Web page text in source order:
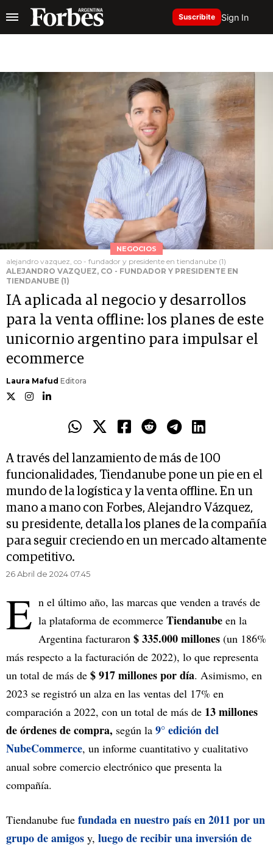
Suscribite Sign In
NEGOCIOS
alejandro vazquez, co - fundador y presidente en tiendanube (1)
ALEJANDRO VAZQUEZ, CO - FUNDADOR Y PRESIDENTE EN
TIENDANUBE (1)
IA aplicada al negocio y desarrollos
para la venta offline: los planes de este
unicornio argentino para impulsar el
ecommerce
Laura Mafud Editora
A través del lanzamiento de más de 100
funcionalidades, Tiendanube pone un pie en el
mundo de la logística y la venta offline. En un
mano a mano con Forbes, Alejandro Vázquez,
su presidente, detalla los planes de la compañía
para seguir creciendo en un mercado altamente
competitivo.
26 Abril de 2024 07.45
E n el último año, las marcas que venden a través de
la plataforma de ecommerce Tiendanube en la
Argentina facturaron $ 335.000 millones (un 186%
más respecto a la facturación de 2022), lo que representa
un total de más de $ 917 millones por día. Asimismo, en
2023 se registró un alza en las ventas del 17% en
comparación a 2022, con un total de más de 13 millones
de órdenes de compra, según la 9° edición del
NubeCommerce, un informe cuantitativo y cualitativo
anual sobre comercio electrónico que presenta la
compañía.
Tiendanube fue fundada en nuestro país en 2011 por un
grupo de amigos y, luego de recibir una inversión de